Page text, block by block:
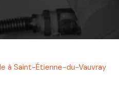
à Saint-Étienne-du-Vauvray